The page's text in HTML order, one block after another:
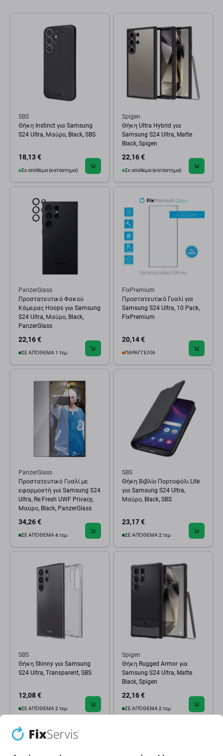
SBS
Θήκη Instinct για Samsung
S24 Ultra, Μαύρο, Black, SBS
18,13 €
Σε απόθεμα (κατάστημα)
Spigen
Θήκη Ultra Hybrid για
Samsung S24 Ultra, Matte
Black, Spigen
22,16 €
Σε απόθεμα (κατάστημα)
PanzerGlass
Προστατευτικό Φακού
Κάμερας Hoops για Samsung
S24 Ultra, Μαύρο, Black,
PanzerGlass
22,16 €
ΣΕ ΑΠΌΘΕΜΑ 1 τεμ
FixPremium
Προστατευτικό Γυαλί για
Samsung S24 Ultra, 10 Pack,
FixPremium
20,14 €
ΠΑΡΑΓΓΕΛΊΑ
PanzerGlass
Προστατευτικό Γυαλί με
εφαρμοστή για Samsung S24
Ultra, Re:Fresh UWF Privacy,
Μαύρο, Black, PanzerGlass
34,26 €
ΣΕ ΑΠΌΘΕΜΑ 4 τεμ
SBS
Θήκη Βιβλίο Πορτοφόλι Lite
για Samsung S24 Ultra,
Μαύρο, Black, SBS
23,17 €
ΣΕ ΑΠΌΘΕΜΑ 2 τεμ
SBS
Θήκη Skinny για Samsung
S24 Ultra, Transparent, SBS
12,08 €
ΣΕ ΑΠΌΘΕΜΑ 2 τεμ
Spigen
Θήκη Rugged Armor για
Samsung S24 Ultra, Matte
Black, Spigen
22,16 €
ΣΕ ΑΠΌΘΕΜΑ 2 τεμ